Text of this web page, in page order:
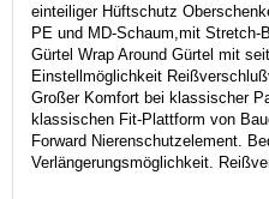
einteiliger Hüftschutz
PE und MD-Schaum,mit Stretch-
Gürtel Wrap Around Gürtel mit
Einstellmöglichkeit
Großer Komfort bei klassischer
klassischen Fit-Plattform von
Forward Nierenschutzelement.
Verlängerungsmöglichkeit.